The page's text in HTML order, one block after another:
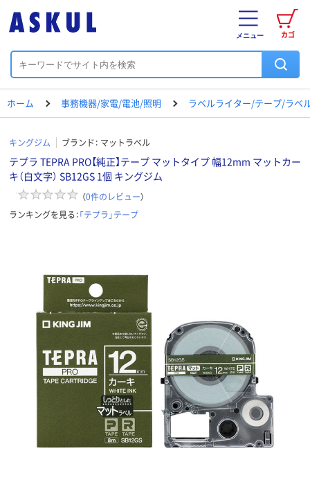
カゴ
メニュー
ホーム 事務機器/家電/電池/照明 ラベルライター/テープ/ラベ
キングジム ブランド： マットラベル
テプラ TEPRA PRO【純正】テープ マットタイプ 幅12mm マットカー
キ（白文字） SB12GS 1個 キングジム
（0件のレビュー）
ランキングを見る：「テプラ」テープ